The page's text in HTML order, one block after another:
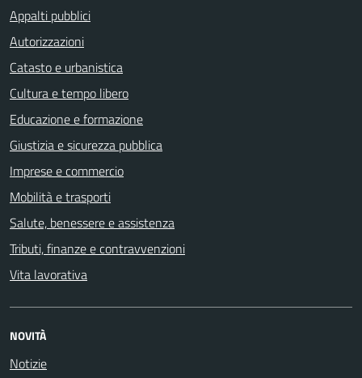
Appalti pubblici
Autorizzazioni
Catasto e urbanistica
Cultura e tempo libero
Educazione e formazione
Giustizia e sicurezza pubblica
Imprese e commercio
Mobilità e trasporti
Salute, benessere e assistenza
Tributi, finanze e contravvenzioni
Vita lavorativa
NOVITÀ
Notizie